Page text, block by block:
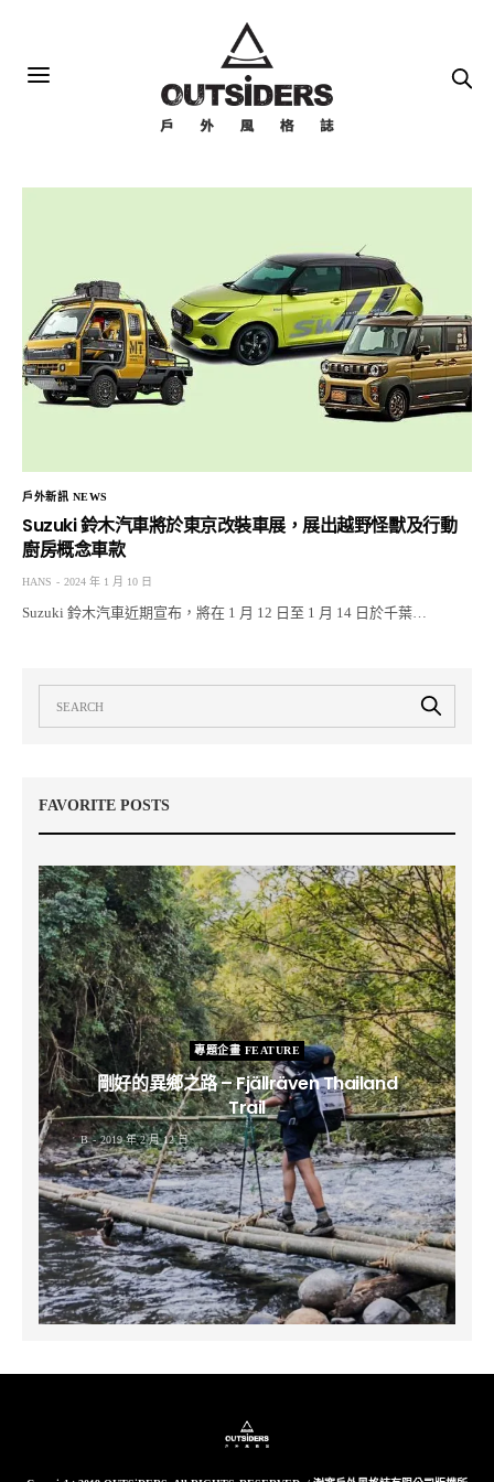
戶外新訊 NEWS
Suzuki 鈴木汽車將於東京改裝車展，展出越野怪獸及行動
廚房概念車款
HANS 2024 年 1 月 10 日
Suzuki 鈴木汽車近期宣布，將在 1 月 12 日至 1 月 14 日於千葉…
FAVORITE POSTS
專題企畫 FEATURE
剛好的異鄉之路 – Fjällräven Thailand
Trail
B 2019 年 2 月 12 日